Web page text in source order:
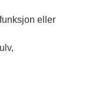
eller